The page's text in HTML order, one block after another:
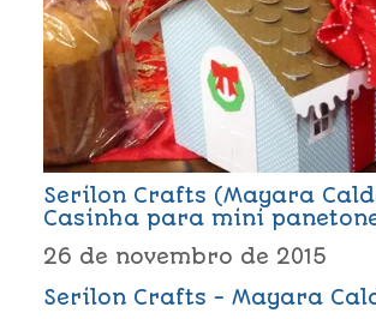
Serilon Crafts (Mayara
Casinha para mini
26 de novembro de 2015
Serilon Crafts - Mayara